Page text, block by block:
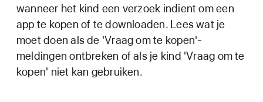
wanneer het kind een verzoek indient om een
app te kopen of te downloaden. Lees wat je
moet doen als de 'Vraag om te kopen'-
meldingen ontbreken of als je kind 'Vraag om te
kopen' niet kan gebruiken.